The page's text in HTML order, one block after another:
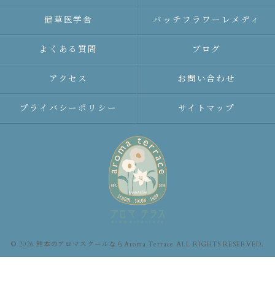
健草医学舎 バッチフラワーレメディ
よくある質問 ブログ
アクセス お問い合わせ
プライバシーポリシー サイトマップ
© 2026 熊本のアロマスクールならAroma Terrace ALL RIGHTS RESERVED.